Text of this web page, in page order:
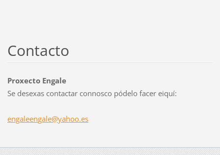
Contacto
Proxecto Engale
Se desexas contactar connosco pódelo facer eiquí:
engaleengale@yahoo.es